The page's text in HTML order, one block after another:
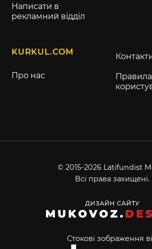
Написати в
рекламний відділ
KURKUL.COM
Про нас
Правила
© 2015-2026 Latifundist
Всі права захищені.
Стокові зображення